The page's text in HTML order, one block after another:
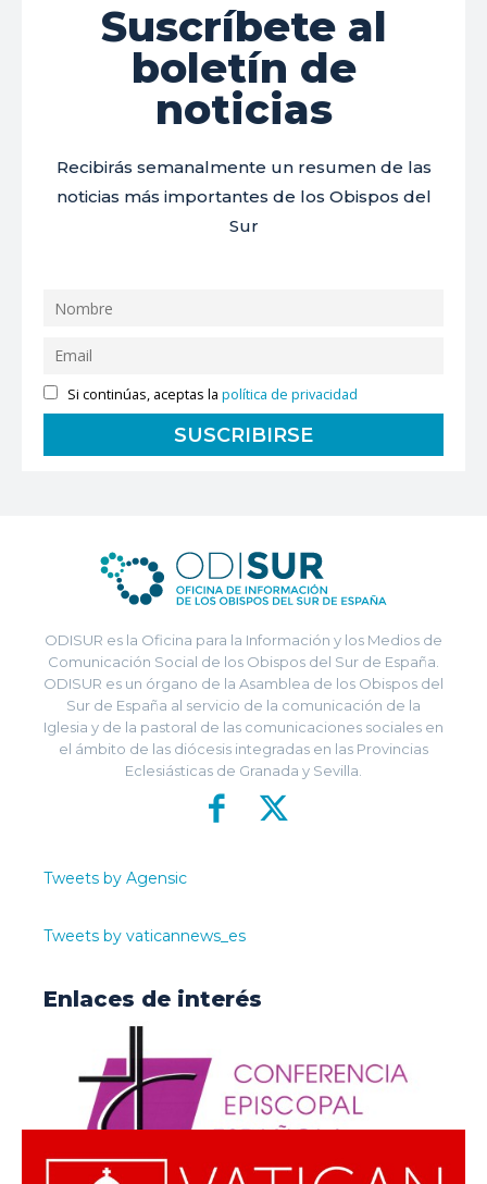
Suscríbete al
boletín de
noticias
Recibirás semanalmente un resumen de las
noticias más importantes de los Obispos del
Sur
Si continúas, aceptas lapolítica de privacidad
ODISUR es la Oficina para la Información y los Medios de
Comunicación Social de los Obispos del Sur de España.
ODISUR es un órgano de la Asamblea de los Obispos del
Sur de España al servicio de la comunicación de la
Iglesia y de la pastoral de las comunicaciones sociales en
el ámbito de las diócesis integradas en las Provincias
Eclesiásticas de Granada y Sevilla.
Tweets by Agensic
Tweets by vaticannews_es
Enlaces de interés